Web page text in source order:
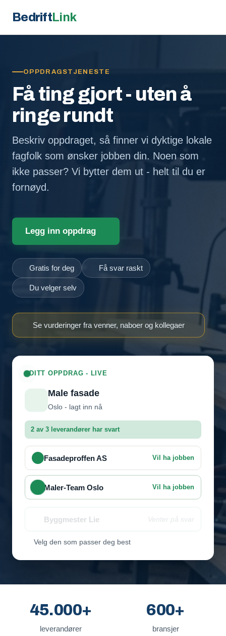
BedriftLink
OPPDRAGSTJENESTE
Få ting gjort - uten å
ringe rundt
Beskriv oppdraget, så finner vi dyktige lokale
fagfolk som ønsker jobben din. Noen som
ikke passer? Vi bytter dem ut - helt til du er
fornøyd.
Legg inn oppdrag
Gratis for deg Få svar raskt
Du velger selv
Se vurderinger fra venner, naboer og kollegaer
DITT OPPDRAG - LIVE
Male fasade
Oslo - lagt inn nå
2 av 3 leverandører har svart
Fasadeproffen AS Vil ha jobben
Maler-Team Oslo Vil ha jobben
Byggmester Lie Venter på svar
Velg den som passer deg best
45.000+
leverandører
600+
bransjer